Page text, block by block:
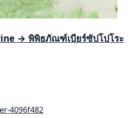
→ พิพิธภัณฑ์เบียร์ซัปโปโระ
4096f482